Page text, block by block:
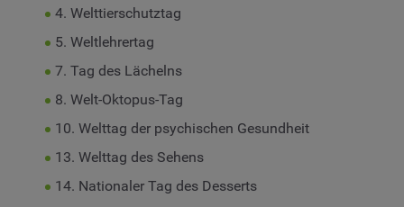
4. Welttierschutztag
5. Weltlehrertag
7. Tag des Lächelns
8. Welt-Oktopus-Tag
10. Welttag der psychischen Gesundheit
13. Welttag des Sehens
14. Nationaler Tag des Desserts